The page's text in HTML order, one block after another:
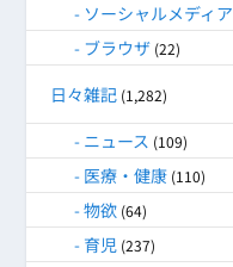
ソーシャルメディア
ブラウザ (22)
日々雑記 (1,282)
ニュース (109)
医療・健康 (110)
物欲 (64)
育児 (237)